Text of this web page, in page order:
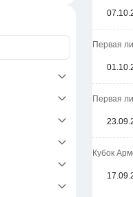
Первая
Первая
Кубок